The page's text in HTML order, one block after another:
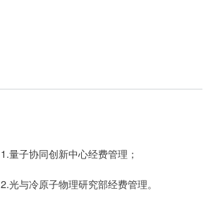
1.量子协同创新中心经费管理；
2.光与冷原子物理研究部经费管理。